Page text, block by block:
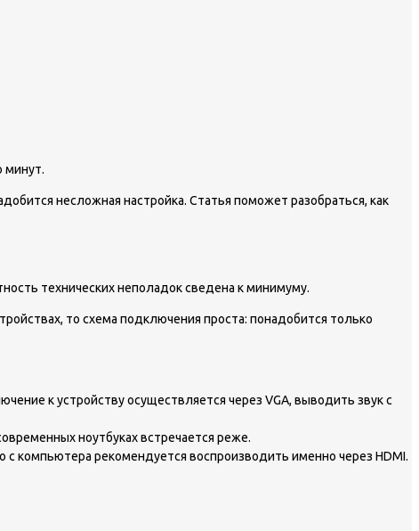
минут.
несложная настройка. Статья поможет разобраться, как
технических неполадок сведена к минимуму.
то схема подключения проста: понадобится только
к устройству осуществляется через VGA, выводить звук с
ноутбуках встречается реже.
компьютера рекомендуется воспроизводить именно через HDMI.